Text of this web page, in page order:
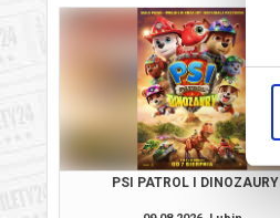
PSI PATROL I DINOZAURY